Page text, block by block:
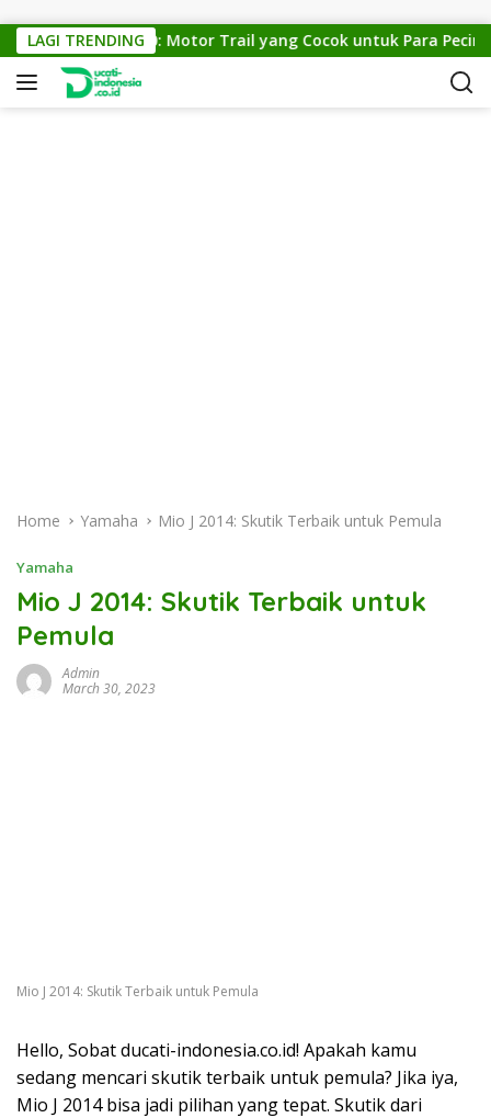
LAGI TRENDING
KTM Cross 150: Motor Trail yang Cocok untuk Para Pecinta
Home Yamaha Mio J 2014: Skutik Terbaik untuk Pemula
Yamaha
Mio J 2014: Skutik Terbaik untuk
Pemula
Admin
March 30, 2023
Mio J 2014: Skutik Terbaik untuk Pemula
Hello, Sobat ducati-indonesia.co.id! Apakah kamu
sedang mencari skutik terbaik untuk pemula? Jika iya,
Mio J 2014 bisa jadi pilihan yang tepat. Skutik dari